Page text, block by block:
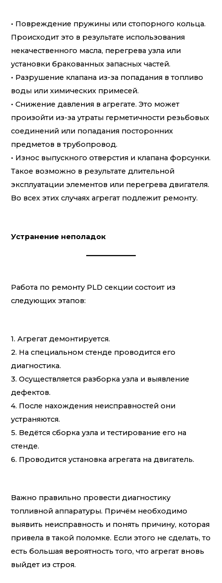
• Повреждение пружины или стопорного кольца.
Происходит это в результате использования
некачественного масла, перегрева узла или
установки бракованных запасных частей.
• Разрушение клапана из-за попадания в топливо
воды или химических примесей.
• Снижение давления в агрегате. Это может
произойти из-за утраты герметичности резьбовых
соединений или попадания посторонних
предметов в трубопровод.
• Износ выпускного отверстия и клапана форсунки.
Такое возможно в результате длительной
эксплуатации элементов или перегрева двигателя.
Во всех этих случаях агрегат подлежит ремонту.
Устранение неполадок
Работа по ремонту PLD секции состоит из
следующих этапов:
1. Агрегат демонтируется.
2. На специальном стенде проводится его
диагностика.
3. Осуществляется разборка узла и выявление
дефектов.
4. После нахождения неисправностей они
устраняются.
5. Ведётся сборка узла и тестирование его на
стенде.
6. Проводится установка агрегата на двигатель.
Важно правильно провести диагностику
топливной аппаратуры. Причём необходимо
выявить неисправность и понять причину, которая
привела в такой поломке. Если этого не сделать, то
есть большая вероятность того, что агрегат вновь
выйдет из строя.